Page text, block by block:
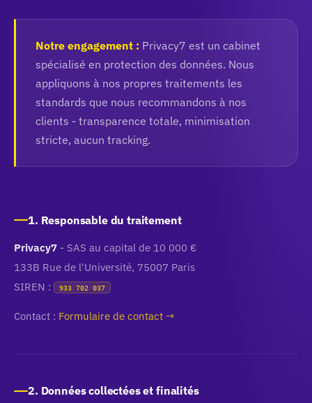
Notre engagement : Privacy7 est un cabinet
spécialisé en protection des données. Nous
appliquons à nos propres traitements les
standards que nous recommandons à nos
clients - transparence totale, minimisation
stricte, aucun tracking.
1. Responsable du traitement
Privacy7 - SAS au capital de 10 000 €
133B Rue de l'Université, 75007 Paris
SIREN :
933 702 037
Contact : Formulaire de contact →
2. Données collectées et finalités